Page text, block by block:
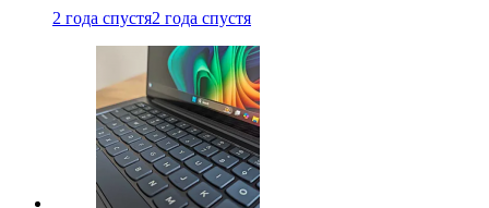
2 года спустя2 года спустя